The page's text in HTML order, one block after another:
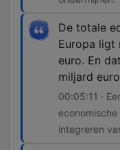
De totale
Europa ligt
euro. En
miljard
00:05:11 ·
integreren